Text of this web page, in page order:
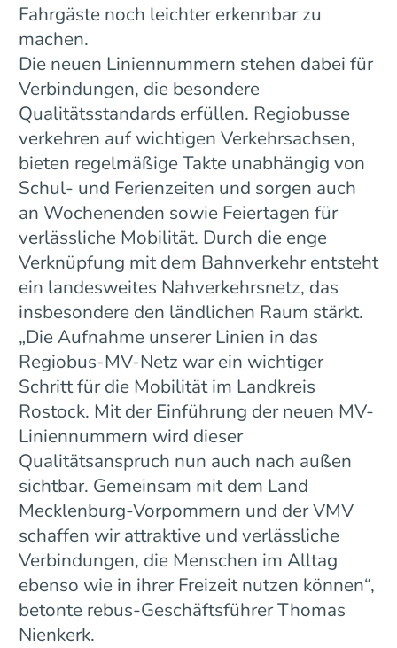
Fahrgäste noch leichter erkennbar zu
machen.
Die neuen Liniennummern stehen dabei für
Verbindungen, die besondere
Qualitätsstandards erfüllen. Regiobusse
verkehren auf wichtigen Verkehrsachsen,
bieten regelmäßige Takte unabhängig von
Schul- und Ferienzeiten und sorgen auch
an Wochenenden sowie Feiertagen für
verlässliche Mobilität. Durch die enge
Verknüpfung mit dem Bahnverkehr entsteht
ein landesweites Nahverkehrsnetz, das
insbesondere den ländlichen Raum stärkt.
„Die Aufnahme unserer Linien in das
Regiobus-MV-Netz war ein wichtiger
Schritt für die Mobilität im Landkreis
Rostock. Mit der Einführung der neuen MV-
Liniennummern wird dieser
Qualitätsanspruch nun auch nach außen
sichtbar. Gemeinsam mit dem Land
Mecklenburg-Vorpommern und der VMV
schaffen wir attraktive und verlässliche
Verbindungen, die Menschen im Alltag
ebenso wie in ihrer Freizeit nutzen können“,
betonte rebus-Geschäftsführer Thomas
Nienkerk.